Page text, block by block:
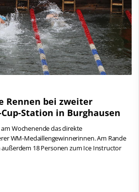
Rennen bei zweiter
Station in Burghausen
Wochenende das direkte
WM-Medaillengewinnerinnen. Am Rande
18 Personen zum Ice Instructor